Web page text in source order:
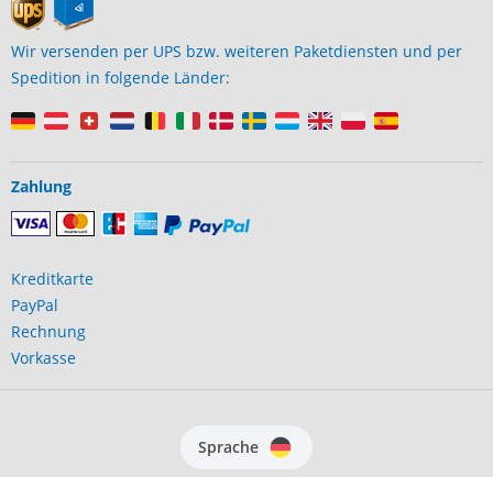
Wir versenden per UPS bzw. weiteren Paketdiensten und per
Spedition in folgende Länder:
Zahlung
Kreditkarte
PayPal
Rechnung
Vorkasse
Sprache